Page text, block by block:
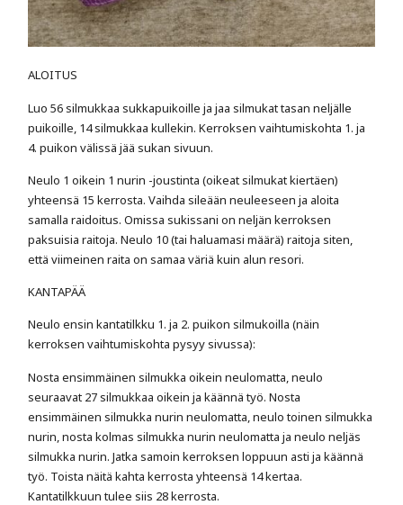
ALOITUS
Luo 56 silmukkaa sukkapuikoille ja jaa silmukat tasan neljälle
puikoille, 14 silmukkaa kullekin. Kerroksen vaihtumiskohta 1. ja
4. puikon välissä jää sukan sivuun.
Neulo 1 oikein 1 nurin -joustinta (oikeat silmukat kiertäen)
yhteensä 15 kerrosta. Vaihda sileään neuleeseen ja aloita
samalla raidoitus. Omissa sukissani on neljän kerroksen
paksuisia raitoja. Neulo 10 (tai haluamasi määrä) raitoja siten,
että viimeinen raita on samaa väriä kuin alun resori.
KANTAPÄÄ
Neulo ensin kantatilkku 1. ja 2. puikon silmukoilla (näin
kerroksen vaihtumiskohta pysyy sivussa):
Nosta ensimmäinen silmukka oikein neulomatta, neulo
seuraavat 27 silmukkaa oikein ja käännä työ. Nosta
ensimmäinen silmukka nurin neulomatta, neulo toinen silmukka
nurin, nosta kolmas silmukka nurin neulomatta ja neulo neljäs
silmukka nurin. Jatka samoin kerroksen loppuun asti ja käännä
työ. Toista näitä kahta kerrosta yhteensä 14 kertaa.
Kantatilkkuun tulee siis 28 kerrosta.